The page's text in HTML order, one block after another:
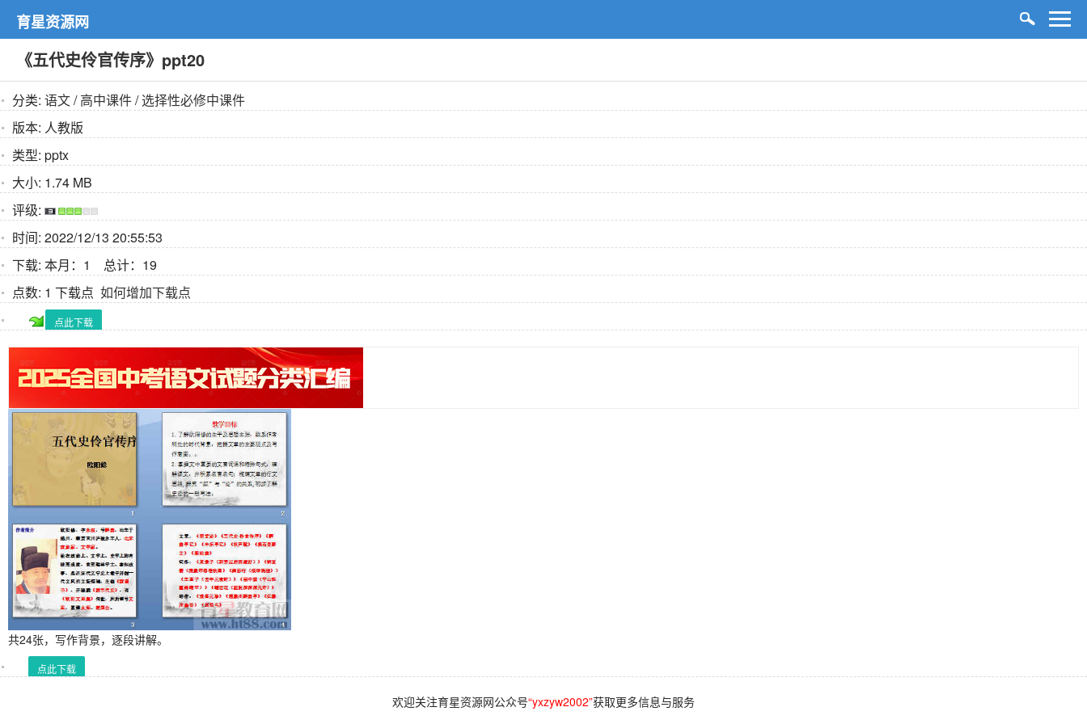
育星资源网
《五代史伶官传序》ppt20
分类: 语文/高中课件/选择性必修中课件
版本: 人教版
类型: pptx
大小: 1.74 MB
评级:
时间: 2022/12/13 20:55:53
下载: 本月：1 总计：19
点数: 1 下载点 如何增加下载点
点此下载
共24张，写作背景，逐段讲解。
点此下载
欢迎关注育星资源网公众号“yxzyw2002”获取更多信息与服务